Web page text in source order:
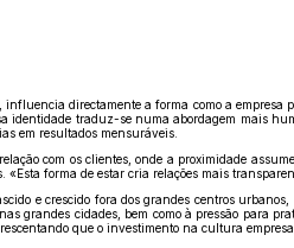
directamente a forma como a
identidade traduz-se numa abordagem mais
em resultados mensuráveis.
com os clientes, onde a proximidade
«Esta forma de estar cria relações mais
e crescido fora dos grandes centros
grandes cidades, bem como à pressão para
que o investimento na cultura